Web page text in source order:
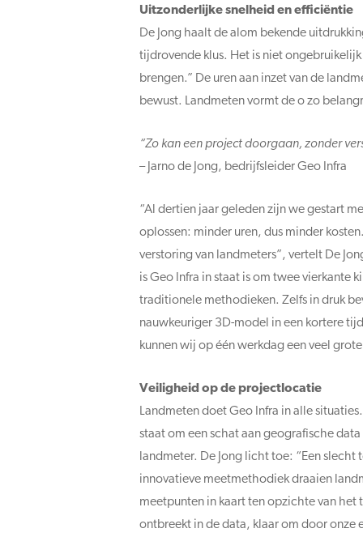
Uitzonderlijke snelheid en efficiëntie
De Jong haalt de alom bekende
tijdrovende klus. Het is niet
brengen.” De uren aan inzet van de
bewust. Landmeten vormt de o zo
“Zo kan een project doorgaan, zonder
– Jarno de Jong, bedrijfsleider Geo Infra
“Al dertien jaar geleden zijn we gestart
oplossen: minder uren, dus minder
verstoring van landmeters”, vertelt De
is Geo Infra in staat is om twee vierkante
traditionele methodieken. Zelfs in druk
nauwkeuriger 3D-model in een kortere
kunnen wij op één werkdag een veel
Veiligheid op de projectlocatie
Landmeten doet Geo Infra in alle
staat om een schat aan geografische
landmeter. De Jong licht toe: “Een
innovatieve meetmethodiek draaien
meetpunten in kaart ten opzichte van
ontbreekt in de data, klaar om door onze